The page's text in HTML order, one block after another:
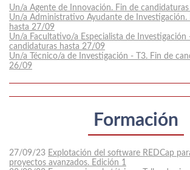
Un/a Agente de Innovación. Fin de
Un/a Administrativo Ayudante de Investigación.
hasta 27/09
Un/a Facultativo/a Especialista de Investigación
candidaturas hasta 27/09
Un/a Técnico/a de Investigación - T3. Fin de
26/09
Formación
27/09/23 Explotación del software REDCap
proyectos avanzados. Edición 1